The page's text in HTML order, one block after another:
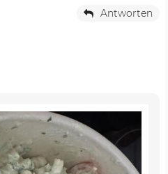
Antworten